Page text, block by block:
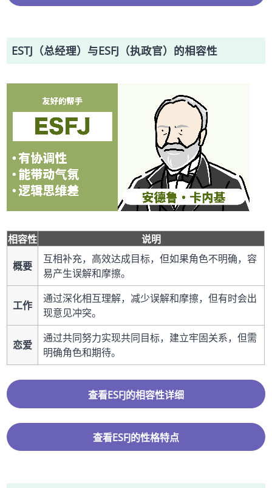
ESTJ（总经理）与ESFJ（执政官）的相容性
相容性
说明
概要
互相补充，高效达成目标，但如果角色不明确，容
易产生误解和摩擦。
工作
通过深化相互理解，减少误解和摩擦，但有时会出
现意见冲突。
恋爱
通过共同努力实现共同目标，建立牢固关系，但需
明确角色和期待。
查看ESFJ的相容性详细
查看ESFJ的性格特点